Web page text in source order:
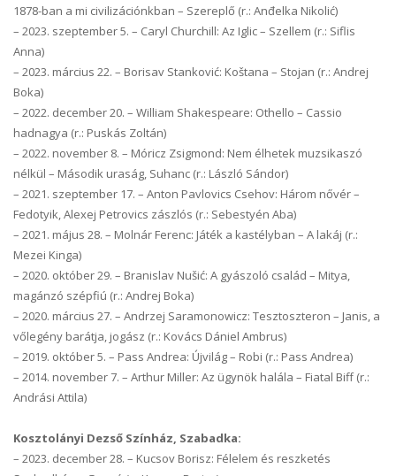
1878-ban a mi civilizációnkban – Szereplő (r.: Anđelka Nikolić)
– 2023. szeptember 5. – Caryl Churchill: Az Iglic – Szellem (r.: Siflis
Anna)
– 2023. március 22. – Borisav Stanković: Koštana – Stojan (r.: Andrej
Boka)
– 2022. december 20. – William Shakespeare: Othello – Cassio
hadnagya (r.: Puskás Zoltán)
– 2022. november 8. – Móricz Zsigmond: Nem élhetek muzsikaszó
nélkül – Második uraság, Suhanc (r.: László Sándor)
– 2021. szeptember 17. – Anton Pavlovics Csehov: Három nővér –
Fedotyik, Alexej Petrovics zászlós (r.: Sebestyén Aba)
– 2021. május 28. – Molnár Ferenc: Játék a kastélyban – A lakáj (r.:
Mezei Kinga)
– 2020. október 29. – Branislav Nušić: A gyászoló család – Mitya,
magánzó szépfiú (r.: Andrej Boka)
– 2020. március 27. – Andrzej Saramonowicz: Tesztoszteron – Janis, a
vőlegény barátja, jogász (r.: Kovács Dániel Ambrus)
– 2019. október 5. – Pass Andrea: Újvilág – Robi (r.: Pass Andrea)
– 2014. november 7. – Arthur Miller: Az ügynök halála – Fiatal Biff (r.:
Andrási Attila)
Kosztolányi Dezső Színház, Szabadka:
– 2023. december 28. – Kucsov Borisz: Félelem és reszketés